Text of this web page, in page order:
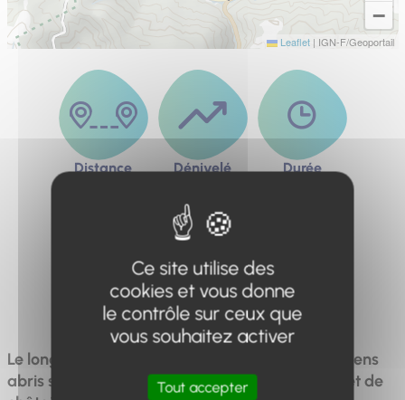
−
Leaflet | IGN-F/Geoportail
Distance Dénivelé Durée
Difficulté
Difficile
Le long du sentier, vous découvrirez de très anciens
abris sous roche au cœur d'une magnifique forêt de
Ce site utilise des
cookies et vous donne
le contrôle sur ceux que
vous souhaitez activer
Tout accepter